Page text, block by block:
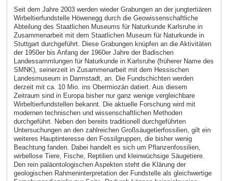
Seit dem Jahre 2003 werden wieder Grabungen an der jungtertiären
Wirbeltierfundstelle Höwenegg durch die Geowissenschaftliche
Abteilung des Staatlichen Museums für Naturkunde Karlsruhe in
Zusammenarbeit mit dem Staatlichen Museum für Naturkunde in
Stuttgart durchgeführt. Diese Grabungen knüpfen an die Aktivitäten
der 1950er bis Anfang der 1960er Jahre der Badischen
Landessammlungen für Naturkunde in Karlsruhe (früherer Name des
SMNK), seinerzeit in Zusammenarbeit mit dem Hessischen
Landesmuseum in Darmstadt, an. Die Fundschichten werden
derzeit mit ca. 10 Mio. ins Obermiozän datiert. Aus diesem
Zeitraum sind in Europa bisher nur ganz wenige vergleichbare
Wirbeltierfundstellen bekannt. Die aktuelle Forschung wird mit
modernen technischen und wissenschaftlichen Methoden
durchgeführt. Neben den bereits traditionell durchgeführten
Untersuchungen an den zahlreichen Großsäugetierfossilien, gilt ein
weiteres Hauptinteresse den Fossilgruppen, die bisher wenig
Beachtung fanden. Dabei handelt es sich um Pflanzenfossilien,
wirbellose Tiere, Fische, Reptilien und kleinwüchsige Säugetiere.
Den rein paläontologischen Aspekten steht die Klärung der
geologischen Rahmeninterpretation der Fundstelle als gleichwertige